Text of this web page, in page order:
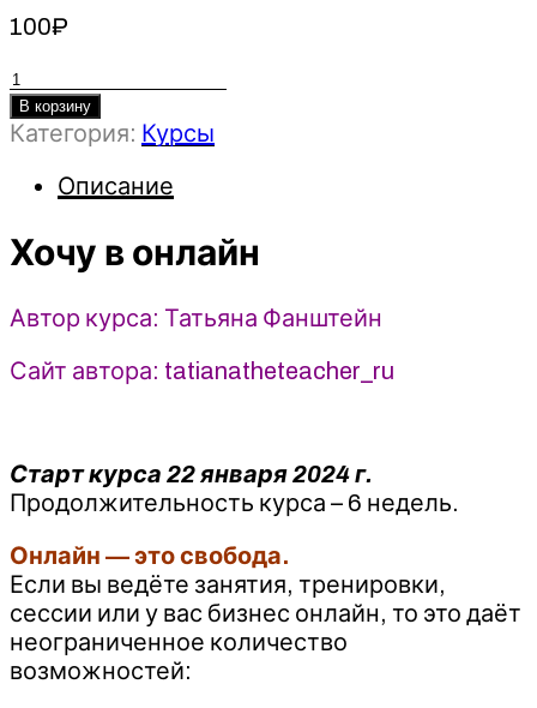
100₽
Количество
товара
Хочу
онлайн
Татьяна
Фанштейн
(2024)
Школа
Татьяны
Фанштейн
В корзину
Категория: Курсы
Описание
Хочу в онлайн
Автор курса: Татьяна Фанштейн
Сайт автора: tatianatheteacher_ru
Старт курса 22 января 2024 г.
Продолжительность курса – 6 недель.
Онлайн — это свобода.
Если вы ведёте занятия, тренировки,
сессии или у вас бизнес онлайн, то это даёт
неограниченное количество
возможностей: